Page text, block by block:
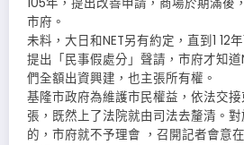
105年，提出改善申請，商場於期滿後
市府。
未料，大日和NET另有約定，直到1 12
提出「民事假處分」聲請，市府才知
們全額出資興建，也主張所有權。
基隆市政府為維護市民權益，依法交
張，既然上了法院就由司法去釐清。
的，市府就不予理會 ，召開記者會意